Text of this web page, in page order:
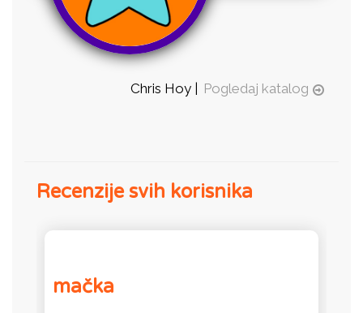
Chris Hoy | Pogledaj katalog
Recenzije svih korisnika
mačka